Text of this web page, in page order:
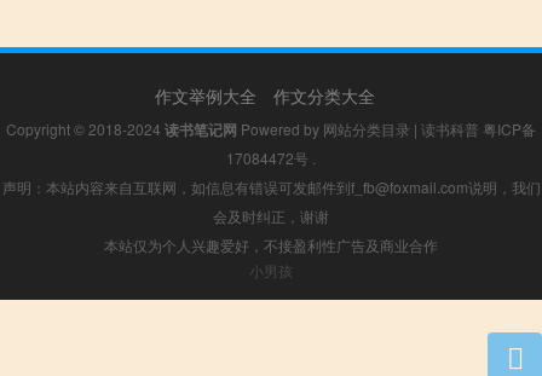
作文举例大全 作文分类大全
Copyright © 2018-2024 读书笔记网 Powered by 网站分类目录 | 读书科普 粤ICP备
17084472号
声明：本站内容来自互联网，如信息有错误可发邮件到f_fb@foxmail.com说明，我们
会及时纠正，谢谢
本站仅为个人兴趣爱好，不接盈利性广告及商业合作
小男孩